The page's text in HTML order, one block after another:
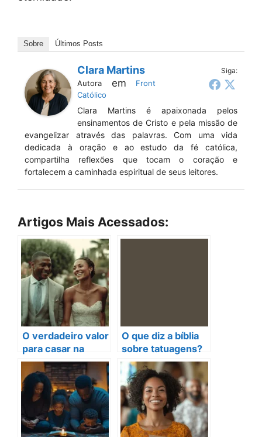
Sobre Últimos Posts
Siga:
Clara Martins
Autora em
Front
Católico
Clara Martins é apaixonada pelos
ensinamentos de Cristo e pela missão de
evangelizar através das palavras. Com uma vida
dedicada à oração e ao estudo da fé católica,
compartilha reflexões que tocam o coração e
fortalecem a caminhada espiritual de seus leitores.
Artigos Mais Acessados:
O verdadeiro valor
para casar na
Igreja Católica:
descubra aqui!
O que diz a bíblia
sobre tatuagens?
Descubra a
verdade aqui!